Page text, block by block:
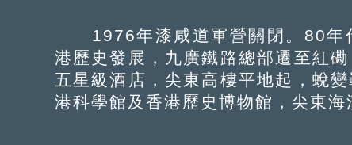
1976年漆咸道軍營關閉。80年
港歷史發展，九廣鐵路總部遷至紅
五星級酒店，尖東高樓平地起，蛻
港科學館及香港歷史博物館，尖東海